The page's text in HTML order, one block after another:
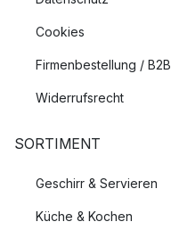
Cookies
Firmenbestellung / B2B
Widerrufsrecht
SORTIMENT
Geschirr & Servieren
Küche & Kochen